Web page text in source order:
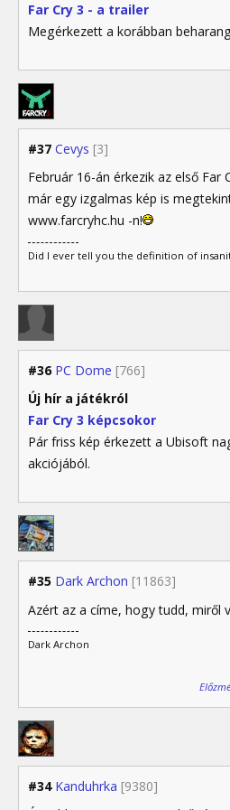
Far Cry 3 - a trailer
Megérkezett a korábban
#37 Cevys [3]
Február 16-án érkezik az első Far
már egy izgalmas kép is
www.farcryhc.hu -n!
Did I ever tell you the definition of
#36 PC Dome [766]
Új hír a játékról
Far Cry 3 képcsokor
Pár friss kép érkezett a Ubisoft
akciójából.
#35 Dark Archon [11863]
Azért az a címe, hogy tudd, miről
Dark Archon
#34 Kanduhrka [9380]